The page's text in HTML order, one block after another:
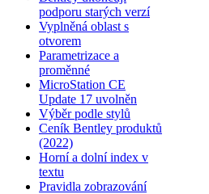
podporu starých verzí
Vyplněná oblast s
otvorem
Parametrizace a
proměnné
MicroStation CE
Update 17 uvolněn
Výběr podle stylů
Ceník Bentley produktů
(2022)
Horní a dolní index v
textu
Pravidla zobrazování